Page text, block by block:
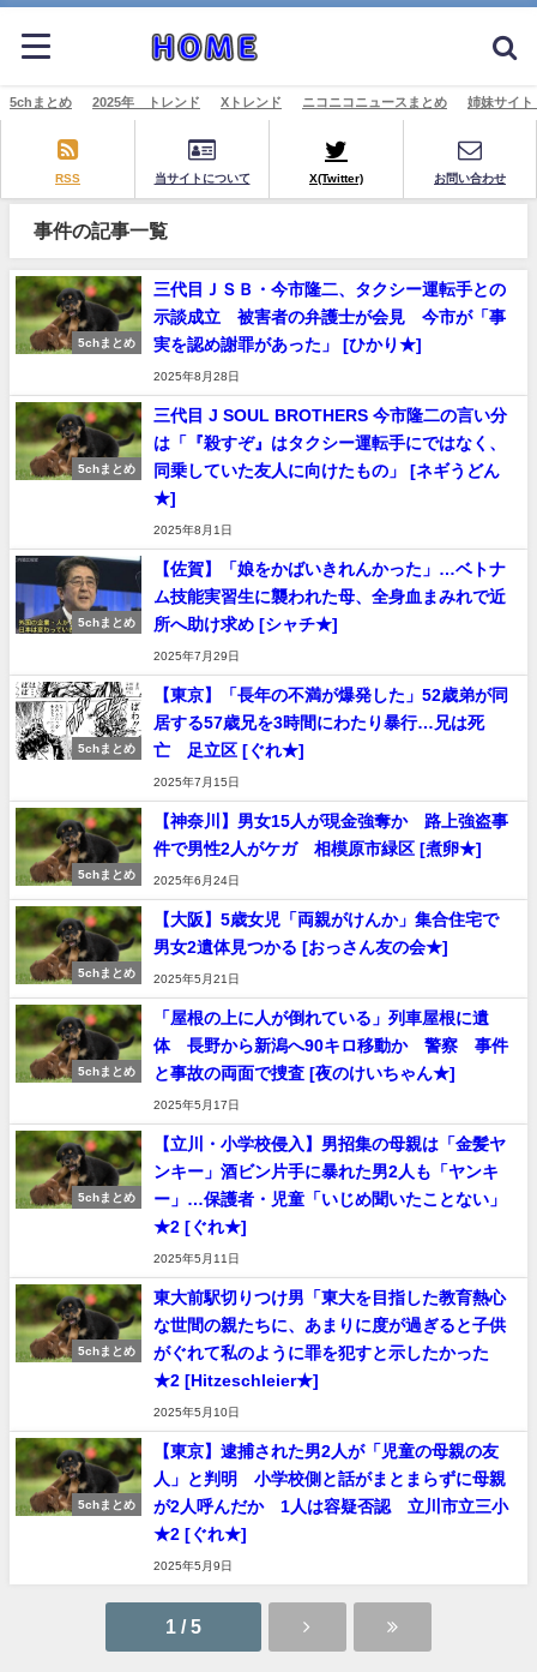
5chまとめ 2025年 トレンド Xトレンド ニコニコニュースまとめ 姉妹サイ
RSS 当サイトについて X(Twitter) お問い合わせ
事件の記事一覧
5chまとめ
三代目ＪＳＢ・今市隆二、タクシー運転手との
示談成立 被害者の弁護士が会見 今市が「事
実を認め謝罪があった」 [ひかり★]
2025年8月28日
5chまとめ
三代目 J SOUL BROTHERS 今市隆二の言い分
は「『殺すぞ』はタクシー運転手にではなく、
同乗していた友人に向けたもの」 [ネギうどん
★]
2025年8月1日
5chまとめ
【佐賀】「娘をかばいきれんかった」…ベトナ
ム技能実習生に襲われた母、全身血まみれで近
所へ助け求め [シャチ★]
2025年7月29日
5chまとめ
【東京】「長年の不満が爆発した」52歳弟が同
居する57歳兄を3時間にわたり暴行…兄は死
亡 足立区 [ぐれ★]
2025年7月15日
5chまとめ
【神奈川】男女15人が現金強奪か 路上強盗事
件で男性2人がケガ 相模原市緑区 [煮卵★]
2025年6月24日
5chまとめ
【大阪】5歳女児「両親がけんか」集合住宅で
男女2遺体見つかる [おっさん友の会★]
2025年5月21日
5chまとめ
「屋根の上に人が倒れている」列車屋根に遺
体 長野から新潟へ90キロ移動か 警察 事件
と事故の両面で捜査 [夜のけいちゃん★]
2025年5月17日
5chまとめ
【立川・小学校侵入】男招集の母親は「金髪ヤ
ンキー」酒ビン片手に暴れた男2人も「ヤンキ
ー」…保護者・児童「いじめ聞いたことない」
★2 [ぐれ★]
2025年5月11日
5chまとめ
東大前駅切りつけ男「東大を目指した教育熱心
な世間の親たちに、あまりに度が過ぎると子供
がぐれて私のように罪を犯すと示したかった
★2 [Hitzeschleier★]
2025年5月10日
5chまとめ
【東京】逮捕された男2人が「児童の母親の友
人」と判明 小学校側と話がまとまらずに母親
が2人呼んだか 1人は容疑否認 立川市立三小
★2 [ぐれ★]
2025年5月9日
1 / 5